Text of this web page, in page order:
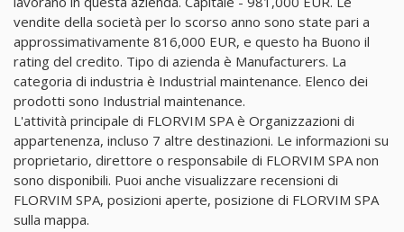
vendite della società per lo scorso anno sono state pari a
approssimativamente 816,000 EUR, e questo ha Buono il
rating del credito. Tipo di azienda è Manufacturers. La
categoria di industria è Industrial maintenance. Elenco dei
prodotti sono Industrial maintenance.
L'attività principale di FLORVIM SPA è Organizzazioni di
appartenenza, incluso 7 altre destinazioni. Le informazioni su
proprietario, direttore o responsabile di FLORVIM SPA non
sono disponibili. Puoi anche visualizzare recensioni di
FLORVIM SPA, posizioni aperte, posizione di FLORVIM SPA
sulla mappa.